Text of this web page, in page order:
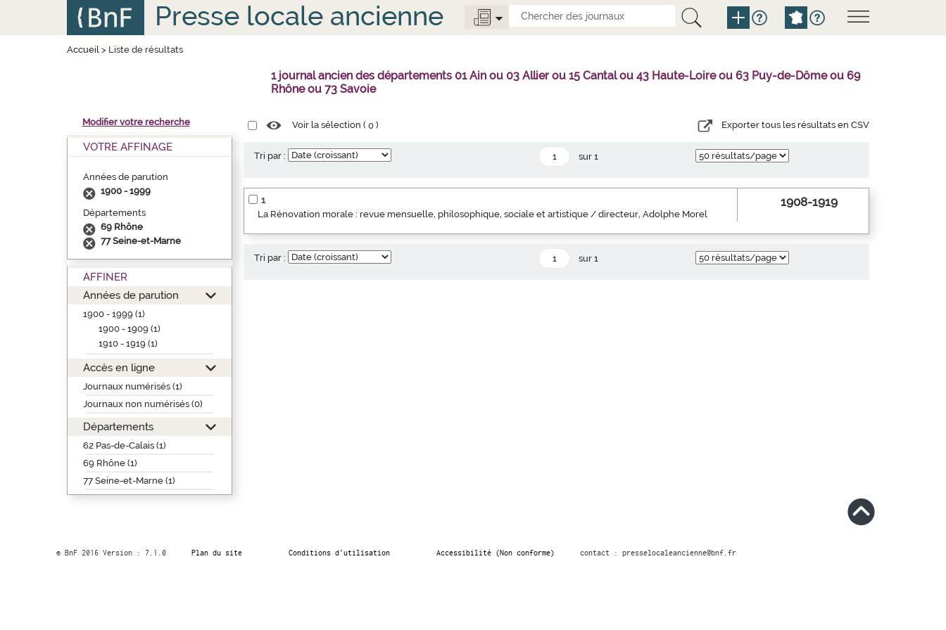
Presse locale ancienne
Accueil> Liste de résultats
1 journal ancien des départements 01 Ain ou 03 Allier ou 15 Cantal ou 43 Haute-Loire ou 63 Puy-de-Dôme ou 69
Rhône ou 73 Savoie
Modifier votre recherche
VOTRE AFFINAGE
Années de parution
1900 - 1999
Départements
69 Rhône
77 Seine-et-Marne
AFFINER
Années de parution
1900 - 1999 (1)
1900 - 1909 (1)
1910 - 1919 (1)
Accès en ligne
Journaux numérisés (1)
Journaux non numérisés (0)
Départements
62 Pas-de-Calais (1)
69 Rhône (1)
77 Seine-et-Marne (1)
Voir la sélection (0 ) Exporter tous les résultats en CSV
Tri par : sur 1
1
La Rénovation morale : revue mensuelle, philosophique, sociale et artistique / directeur, Adolphe Morel
1908-1919
Tri par : sur 1
© BnF 2016 Version : 7.1.0 Plan du site Conditions d’utilisation Accessibilité (Non conforme) contact : presselocaleancienne@bnf.fr
Panneau de gestion des cookies